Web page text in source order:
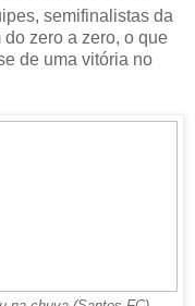
semifinalistas da
zero a zero, o que
de uma vitória no